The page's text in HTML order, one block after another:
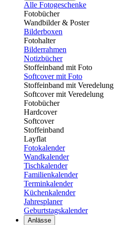
Alle Fotogeschenke
Fotobücher
Wandbilder & Poster
Bilderboxen
Fotohalter
Bilderrahmen
Notizbücher
Stoffeinband mit Foto
Softcover mit Foto
Stoffeinband mit Veredelung
Softcover mit Veredelung
Fotobücher
Hardcover
Softcover
Stoffeinband
Layflat
Fotokalender
Wandkalender
Tischkalender
Familienkalender
Terminkalender
Küchenkalender
Jahresplaner
Geburtstagskalender
Anlässe